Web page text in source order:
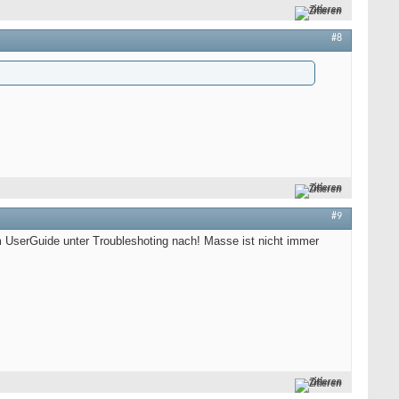
Zitieren
#8
Zitieren
#9
unter Troubleshoting nach! Masse ist nicht immer
Zitieren